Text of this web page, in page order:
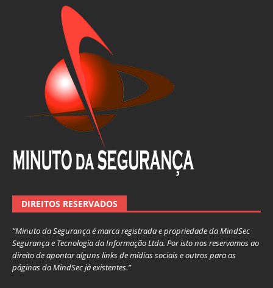
DIREITOS RESERVADOS
“Minuto da Segurança é marca registrada e propriedade da MindSec
Segurança e Tecnologia da Informação Ltda. Por isto nos reservamos ao
direito de apontar alguns links de mídias sociais e outros para as
páginas da MindSec já existentes.”